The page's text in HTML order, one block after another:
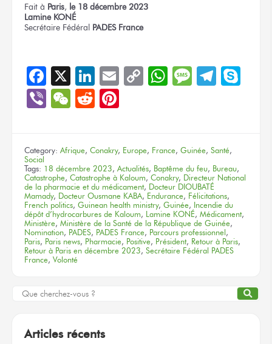
Fait à Paris, le 18 décembre 2023
Lamine KONÉ
Secrétaire Fédéral PADES France
Facebook
X LinkedIn
EmailCopyWhatsApp
Message
ViberWeChat
Reddit
Category: Afrique, Conakry, Europe, France, Guinée, Santé,
Social
Tags: 18 décembre 2023, Actualités, Baptême du feu, Bureau,
Catastrophe, Catastrophe à Kaloum, Conakry, Directeur National
de la pharmacie et du médicament, Docteur DIOUBATÉ
Mamady, Docteur Ousmane KABA, Endurance, Félicitations,
French politics, Guinean health ministry, Guinée, Incendie du
dépôt d’hydrocarbures de Kaloum, Lamine KONÉ, Médicament,
Ministère, Ministère de la Santé de la République de Guinée,
Nomination, PADES, PADES France, Parcours professionnel ,
Paris, Paris news, Pharmacie, Positive, Président, Retour à Paris,
Retour à Paris en décembre 2023, Secrétaire Fédéral PADES
France, Volonté
Articles récents